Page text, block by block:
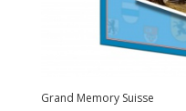
Grand Memory Suisse